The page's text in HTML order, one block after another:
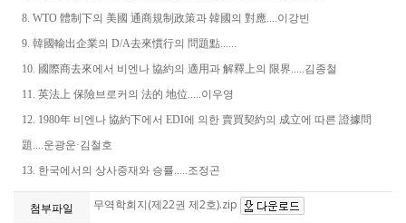
8. WTO 體制下의 美國 通商規制政策과 韓國의 對應....이강빈
9. 韓國輸出企業의 D/A去來慣行의 問題點......
10. 國際商去來에서 비엔나 協約의 適用과 解釋上의 限界.....김종철
11. 英法上 保險브로커의 法的 地位.....이우영
12. 1980年 비엔나 協約下에서 EDI에 의한 賣買契約의 成立에 따른 證據問
題....운광운·김철호
13. 한국에서의 상사중재와 승률.....조정곤
첨부파일 무역학회지(제22권 제2호).zip